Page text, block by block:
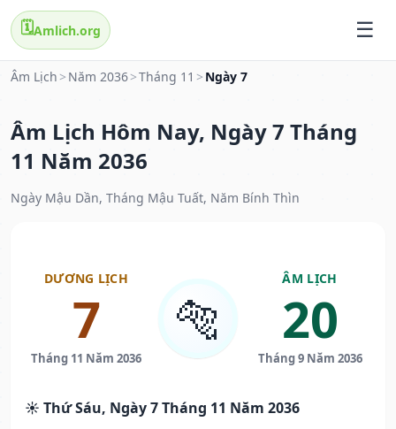
🗓️Amlich.org
Âm Lịch > Năm 2036>Tháng 11 > Ngày 7
Âm Lịch Hôm Nay, Ngày 7 Tháng
11 Năm 2036
Ngày Mậu Dần, Tháng Mậu Tuất, Năm Bính Thìn
DƯƠNG LỊCH
7
Tháng 11 Năm 2036
🐅
ÂM LỊCH
20
Tháng 9 Năm 2036
☀️ Thứ Sáu, Ngày 7 Tháng 11 Năm 2036